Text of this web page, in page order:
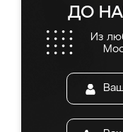
ДО
Из